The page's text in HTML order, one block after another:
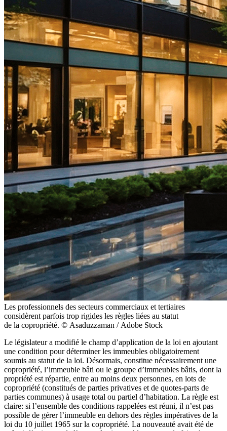
Les professionnels des secteurs commerciaux et tertiaires
considèrent parfois trop rigides les règles liées au statut
de la copropriété. © Asaduzzaman / Adobe Stock
Le législateur a modifié le champ d’application de la loi en ajoutant
une condition pour déterminer les immeubles obligatoirement
soumis au statut de la loi. Désormais, constitue nécessairement une
copropriété, l’immeuble bâti ou le groupe d’immeubles bâtis, dont la
propriété est répartie, entre au moins deux personnes, en lots de
copropriété (constitués de parties privatives et de quotes-parts de
parties communes) à usage total ou partiel d’habitation. La règle est
claire: si l’ensemble des conditions rappelées est réuni, il n’est pas
possible de gérer l’immeuble en dehors des règles impératives de la
loi du 10 juillet 1965 sur la copropriété. La nouveauté avait été de